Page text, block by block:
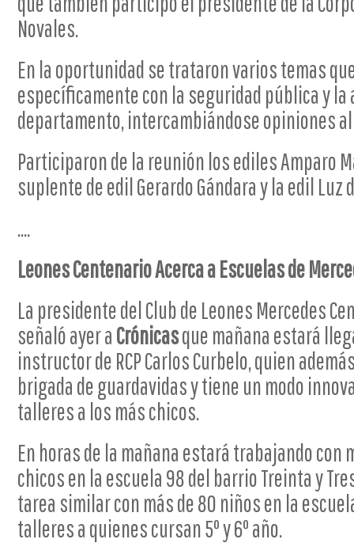
Novales.
En la oportunidad se trataron varios temas
específicamente con la seguridad pública y
departamento, intercambiándose opiniones
Participaron de la reunión los ediles Amparo
suplente de edil Gerardo Gándara y la edil Luz
....
Leones Centenario Acerca a Escuelas de
La presidente del Club de Leones Mercedes
señaló ayer a Crónicasque mañana estará
instructor de RCP Carlos Curbelo, quien
brigada de guardavidas y tiene un modo
talleres a los más chicos.
En horas de la mañana estará trabajando con
chicos en la escuela 98 del barrio Treinta y
tarea similar con más de 80 niños en la
talleres a quienes cursan 5º y 6º año.